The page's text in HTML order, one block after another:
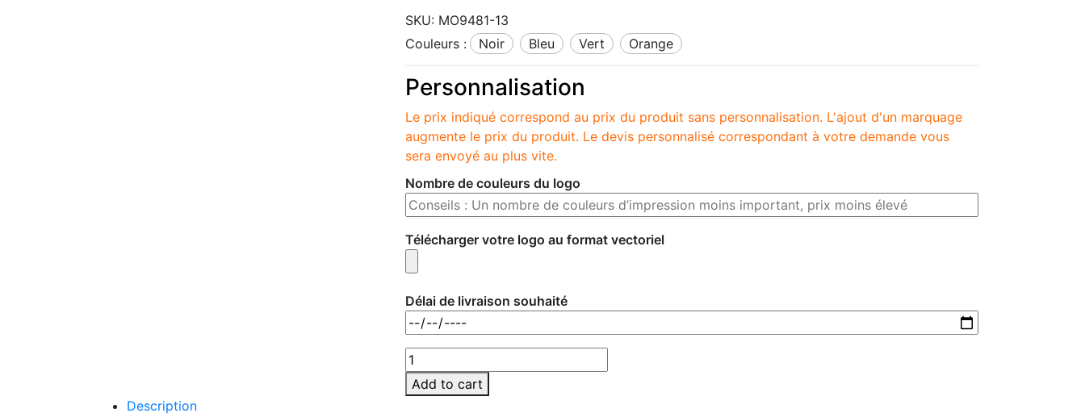
SKU: MO9481-13
Couleurs :
noir bleu vert orange
Personnalisation
Le prix indiqué correspond au prix du produit sans personnalisation. L'ajout d'un marquage
augmente le prix du produit. Le devis personnalisé correspondant à votre demande vous
sera envoyé au plus vite.
Nombre de couleurs du logo
Télécharger votre logo au format vectoriel
Délai de livraison souhaité
MO9481-
13
quantity
Add to cart
Description